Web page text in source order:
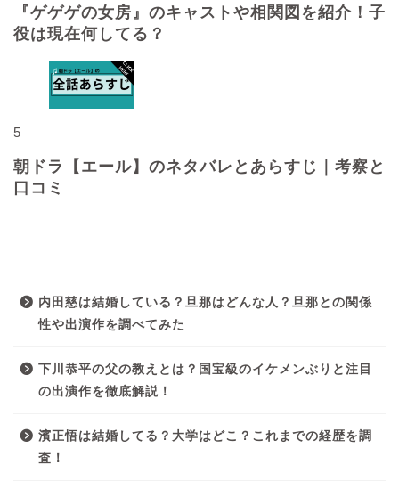
『ゲゲゲの女房』のキャストや相関図を紹介！子
役は現在何してる？
5
朝ドラ【エール】のネタバレとあらすじ｜考察と
口コミ
内田慈は結婚している？旦那はどんな人？旦那との関係
性や出演作を調べてみた
下川恭平の父の教えとは？国宝級のイケメンぶりと注目
の出演作を徹底解説！
濱正悟は結婚してる？大学はどこ？これまでの経歴を調
査！